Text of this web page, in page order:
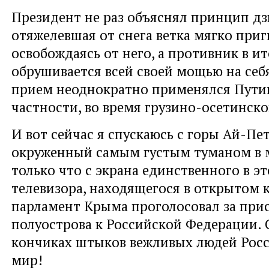
Президент не раз объяснял принцип
отяжелевшая от снега ветка мягко
освобождаясь от него, а противник в
обрушивается всей своей мощью на
прием неоднократно применялся
частности, во время грузино-
И вот сейчас я спускаюсь с горы Ай-
окруженный самым густым туманом в
только что с экрана единственного в
телевизора, находящегося в открытом
парламент Крыма проголосовал за
полуострова к Российской Федерации.
кончиках штыков вежливых людей
мир!